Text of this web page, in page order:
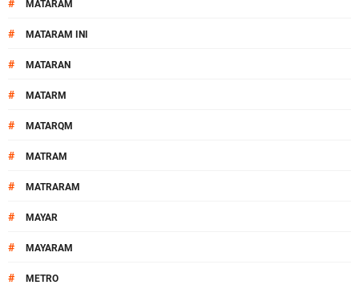
# MATARAM
# MATARAM INI
# MATARAN
# MATARM
# MATARQM
# MATRAM
# MATRARAM
# MAYAR
# MAYARAM
# METRO